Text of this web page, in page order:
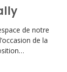
de notre
de la